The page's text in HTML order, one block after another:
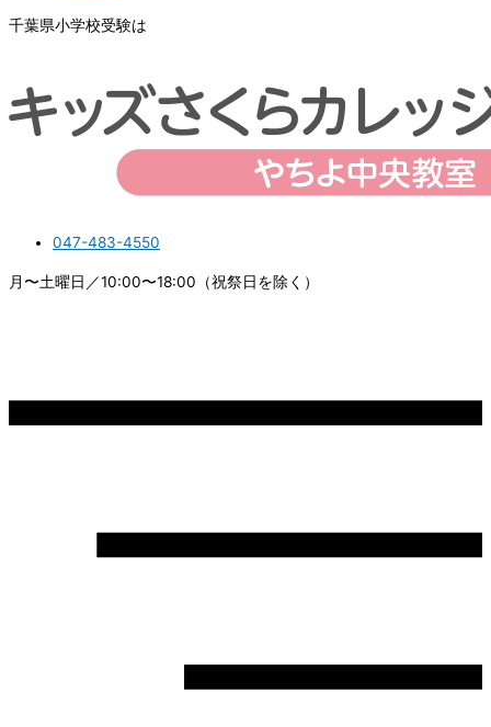
千葉県小学校受験は
047-483-4550
月〜土曜日／10:00〜18:00（祝祭日を除く）